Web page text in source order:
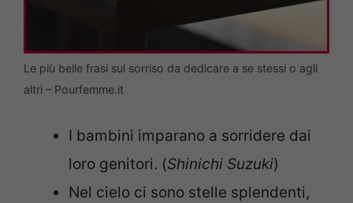
Le più belle frasi sul sorriso da dedicare a se stessi o agli
altri – Pourfemme.it
I bambini imparano a sorridere dai
loro genitori. (Shinichi Suzuki)
Nel cielo ci sono stelle splendenti,